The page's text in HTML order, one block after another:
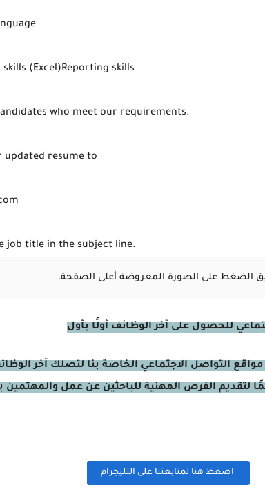
(Excel)Reporting skills
who meet our requirements.
updated resume to
job title in the subject line.
الضغط على الصورة المعروضة أعلى الصفحة.
للحصول على آخر الوظائف أولًا بأول
التواصل الاجتماعي الخاصة بنا لتصلك آخر
لتقديم الفرص المهنية للباحثين عن عمل والمهتمين
اضغظ هنا لمتابعتنا على التليجرام